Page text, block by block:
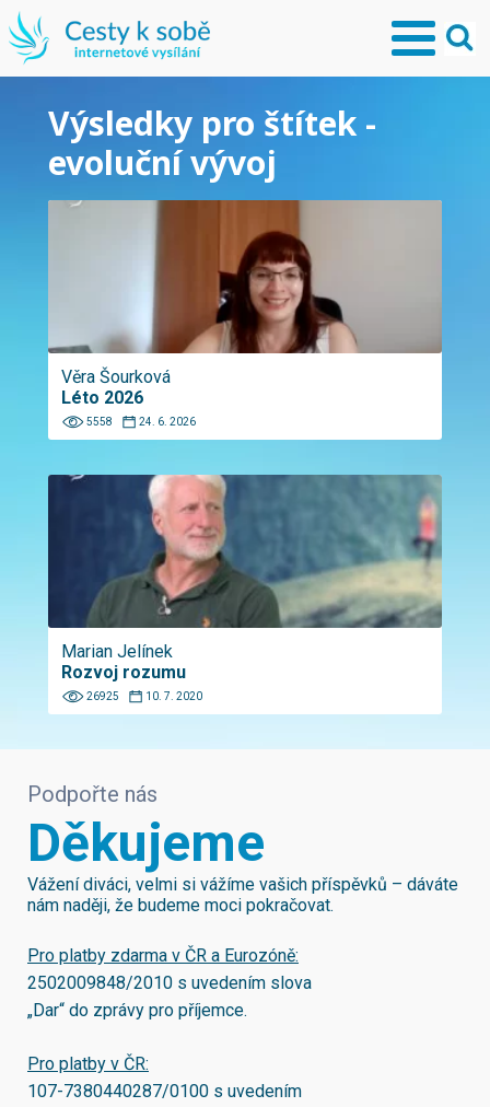
Výsledky pro štítek -
evoluční vývoj
Věra Šourková
Léto 2026
5558 24. 6. 2026
Marian Jelínek
Rozvoj rozumu
26925 10. 7. 2020
Podpořte nás
Děkujeme
Vážení diváci, velmi si vážíme vašich příspěvků – dáváte
nám naději, že budeme moci pokračovat.
Pro platby zdarma v ČR a Eurozóně:
2502009848/2010 s uvedením slova
„Dar“ do zprávy pro příjemce.
Pro platby v ČR:
107-7380440287/0100 s uvedením